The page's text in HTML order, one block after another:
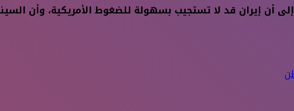
أن إيران قد لا تستجيب بسهولة للضغوط الأمريكية، وأن